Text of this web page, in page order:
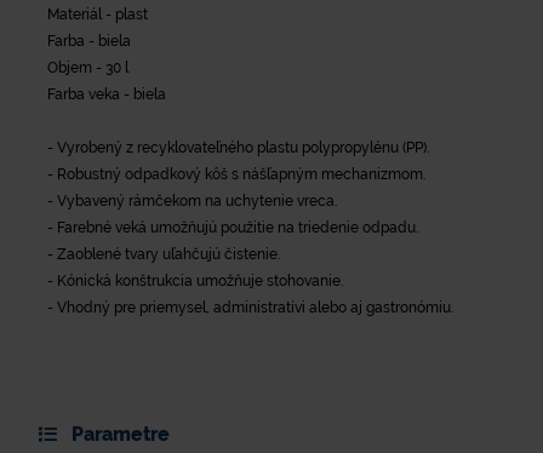
Materiál - plast
Farba - biela
Objem - 30 l
Farba veka - biela
- Vyrobený z recyklovateľného plastu polypropylénu (PP).
- Robustný odpadkový kôš s nášľapným mechanizmom.
- Vybavený rámčekom na uchytenie vreca.
- Farebné veká umožňujú použitie na triedenie odpadu.
- Zaoblené tvary uľahčujú čistenie.
- Kónická konštrukcia umožňuje stohovanie.
- Vhodný pre priemysel, administratívi alebo aj gastronómiu.
Parametre